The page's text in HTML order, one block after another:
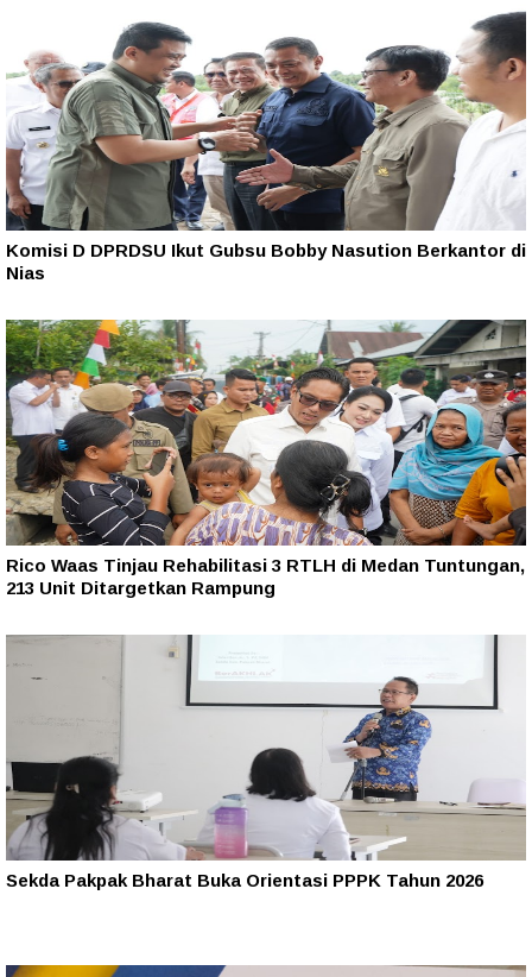
Komisi D DPRDSU Ikut Gubsu Bobby Nasution Berkantor di
Nias
Rico Waas Tinjau Rehabilitasi 3 RTLH di Medan Tuntungan,
213 Unit Ditargetkan Rampung
Sekda Pakpak Bharat Buka Orientasi PPPK Tahun 2026